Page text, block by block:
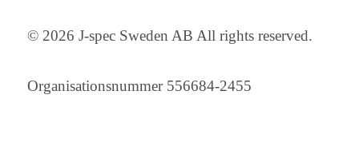
© 2026 J-spec Sweden AB All rights reserved.
Organisationsnummer 556684-2455